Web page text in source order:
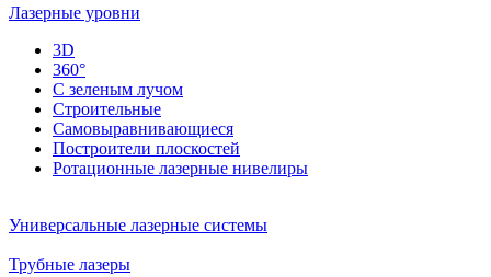
Лазерные уровни
3D
360°
С зеленым лучом
Строительные
Самовыравнивающиеся
Построители плоскостей
Ротационные лазерные нивелиры
Универсальные лазерные системы
Трубные лазеры